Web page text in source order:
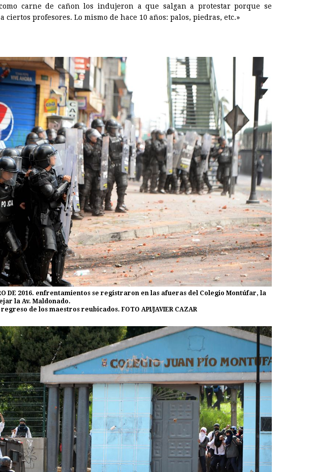
carne de cañon los indujeron a que salgan a protestar porque se
ciertos profesores. Lo mismo de hace 10 años: palos, piedras, etc.»
DE 2016. enfrentamientos se registraron en las afueras del Colegio Montúfar, la
la Av. Maldonado.
de los maestros reubicados. FOTO API/JAVIER CAZAR